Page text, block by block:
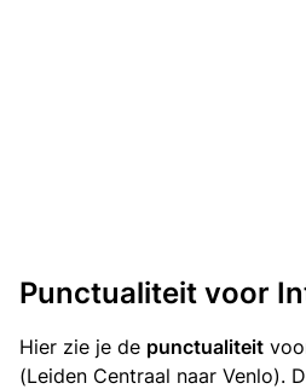
Punctualiteit voor
Hier zie je de punctualiteit
(Leiden Centraal naar Venlo).